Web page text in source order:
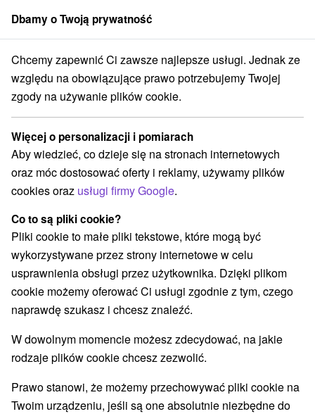
członek grupySorger
Východné Slovensko Prešovský kraj Vyšné Ružbachy
Atrakcje na Słowacji Vyšné
Ružbachy a v okolí
Kategorie
Wszystkie kategorie
Jeziora, jeziora, zbiorniki wodne
Ośrodek narciarski(1) Źródła(2)
Dbamy o Twoją prywatność
Chcemy zapewnić Ci zawsze najlepsze usługi. Jednak ze
względu na obowiązujące prawo potrzebujemy Twojej
zgody na używanie plików cookie.
Więcej o personalizacji i pomiarach
Aby wiedzieć, co dzieje się na stronach internetowych
oraz móc dostosować oferty i reklamy, używamy plików
cookies oraz usługi firmy Google.
Co to są pliki cookie?
Pliki cookie to małe pliki tekstowe, które mogą być
wykorzystywane przez strony internetowe w celu
usprawnienia obsługi przez użytkownika. Dzięki plikom
cookie możemy oferować Ci usługi zgodnie z tym, czego
naprawdę szukasz i chcesz znaleźć.
W dowolnym momencie możesz zdecydować, na jakie
rodzaje plików cookie chcesz zezwolić.
Prawo stanowi, że możemy przechowywać pliki cookie na
Twoim urządzeniu, jeśli są one absolutnie niezbędne do